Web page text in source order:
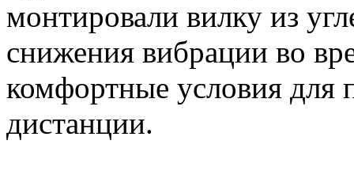
монтировали вилку из
снижения вибрации во
комфортные условия для
дистанции.